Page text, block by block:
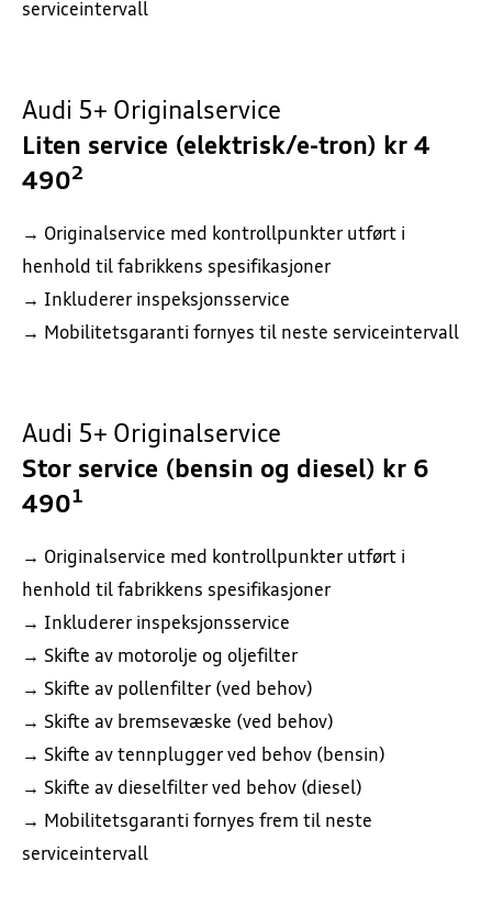
serviceintervall
Audi 5+ Originalservice
Liten service (elektrisk/e-tron) kr 4
4902
→ Originalservice med kontrollpunkter utført i
henhold til fabrikkens spesifikasjoner
→ Inkluderer inspeksjonsservice
→ Mobilitetsgaranti fornyes til neste serviceintervall
Audi 5+ Originalservice
Stor service (bensin og diesel) kr 6
4901
→ Originalservice med kontrollpunkter utført i
henhold til fabrikkens spesifikasjoner
→ Inkluderer inspeksjonsservice
→ Skifte av motorolje og oljefilter
→ Skifte av pollenfilter (ved behov)
→ Skifte av bremsevæske (ved behov)
→ Skifte av tennplugger ved behov (bensin)
→ Skifte av dieselfilter ved behov (diesel)
→ Mobilitetsgaranti fornyes frem til neste
serviceintervall